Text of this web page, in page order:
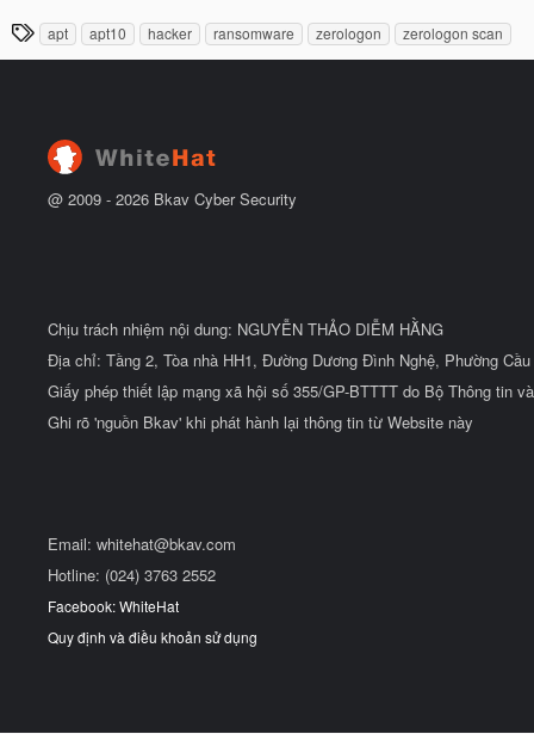
đ
ầ
u
u
T
h
apt apt10 hacker ransomware zerologon zerologon scan
@ 2009 - 2026 Bkav Cyber Security
Chịu trách nhiệm nội dung: NGUYỄN THẢO DIỄM HẰNG
Địa chỉ: Tầng 2, Tòa nhà HH1, Đường Dương Đình Nghệ, Phường
Giấy phép thiết lập mạng xã hội số 355/GP-BTTTT do Bộ Thông tin
Ghi rõ 'nguồn Bkav' khi phát hành lại thông tin từ Website này
Email: whitehat@bkav.com
Hotline: (024) 3763 2552
Facebook: WhiteHat
Quy định và điều khoản sử dụng